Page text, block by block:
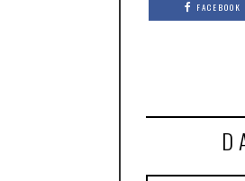
FACEBOOK